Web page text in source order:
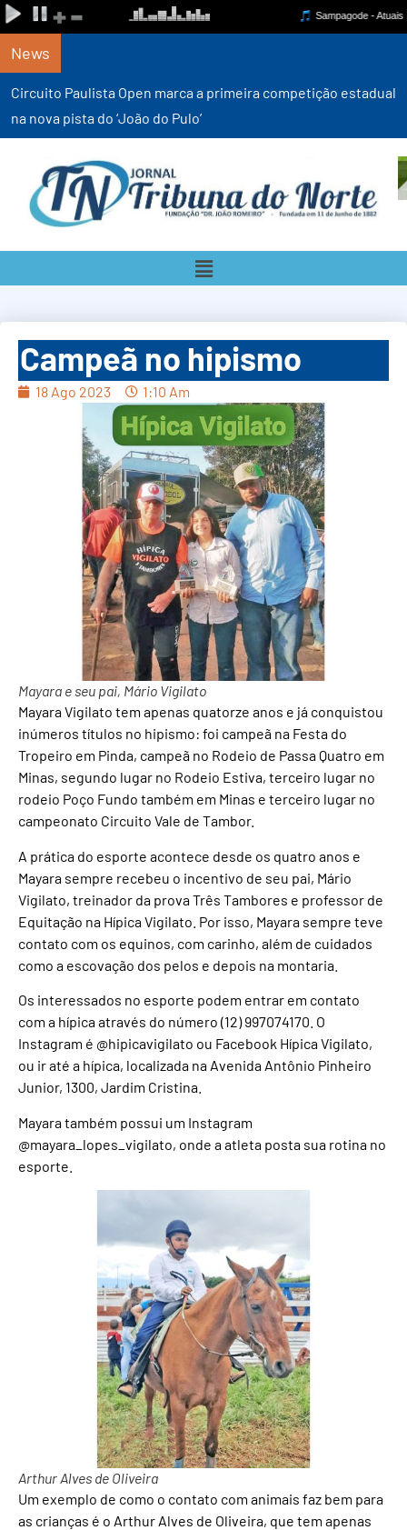
News
Circuito Paulista Open marca a primeira competição estadual
na nova pista do ‘João do Pulo’
Campeã no hipismo
18 Ago 2023 1:10 Am
Mayara e seu pai, Mário Vigilato
Mayara Vigilato tem apenas quatorze anos e já conquistou
inúmeros títulos no hipismo: foi campeã na Festa do
Tropeiro em Pinda, campeã no Rodeio de Passa Quatro em
Minas, segundo lugar no Rodeio Estiva, terceiro lugar no
rodeio Poço Fundo também em Minas e terceiro lugar no
campeonato Circuito Vale de Tambor.
A prática do esporte acontece desde os quatro anos e
Mayara sempre recebeu o incentivo de seu pai, Mário
Vigilato, treinador da prova Três Tambores e professor de
Equitação na Hípica Vigilato. Por isso, Mayara sempre teve
contato com os equinos, com carinho, além de cuidados
como a escovação dos pelos e depois na montaria.
Os interessados no esporte podem entrar em contato
com a hípica através do número (12) 997074170. O
Instagram é @hipicavigilato ou Facebook Hípica Vigilato,
ou ir até a hípica, localizada na Avenida Antônio Pinheiro
Junior, 1300, Jardim Cristina.
Mayara também possui um Instagram
@mayara_lopes_vigilato, onde a atleta posta sua rotina no
esporte.
Arthur Alves de Oliveira
Um exemplo de como o contato com animais faz bem para
as crianças é o Arthur Alves de Oliveira, que tem apenas